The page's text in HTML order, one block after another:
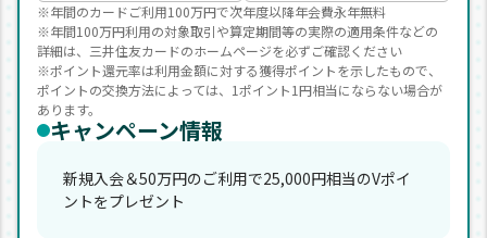
※年間のカードご利用100万円で次年度以降年会費永年無料
※年間100万円利用の対象取引や算定期間等の実際の適用条件などの
詳細は、三井住友カードのホームページを必ずご確認ください
※ポイント還元率は利用金額に対する獲得ポイントを示したもので、
ポイントの交換方法によっては、1ポイント1円相当にならない場合が
あります。
キャンペーン情報
新規入会＆50万円のご利用で25,000円相当のVポイ
ントをプレゼント